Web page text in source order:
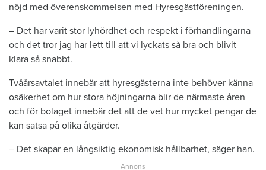
nöjd med överenskommelsen med Hyresgästföreningen.
– Det har varit stor lyhördhet och respekt i förhandlingarna
och det tror jag har lett till att vi lyckats så bra och blivit
klara så snabbt.
Tvåårsavtalet innebär att hyresgästerna inte behöver känna
osäkerhet om hur stora höjningarna blir de närmaste åren
och för bolaget innebär det att de vet hur mycket pengar de
kan satsa på olika åtgärder.
– Det skapar en långsiktig ekonomisk hållbarhet, säger han.